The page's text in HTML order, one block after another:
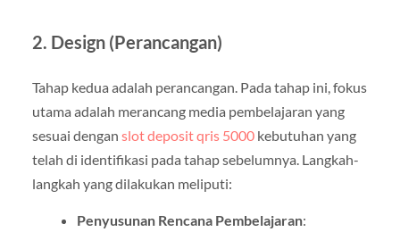
2. Design (Perancangan)
Tahap kedua adalah perancangan. Pada tahap ini, fokus
utama adalah merancang media pembelajaran yang
sesuai dengan slot deposit qris 5000kebutuhan yang
telah di identifikasi pada tahap sebelumnya. Langkah-
langkah yang dilakukan meliputi:
Penyusunan Rencana Pembelajaran: